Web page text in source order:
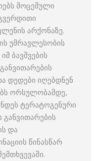
მოცემული
არქონაზე.
უმრავლესობის
ბავშვების
დედები იღებდნენ
ორსულობამდე,
ტერატოგენური
და
წინასწარ